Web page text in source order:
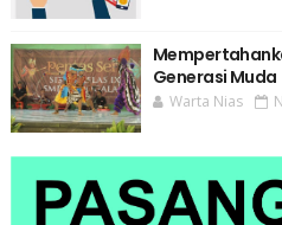
Generasi Muda
Warta Nias